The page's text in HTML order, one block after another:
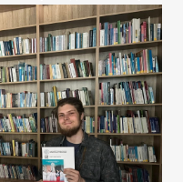
знавців китайської